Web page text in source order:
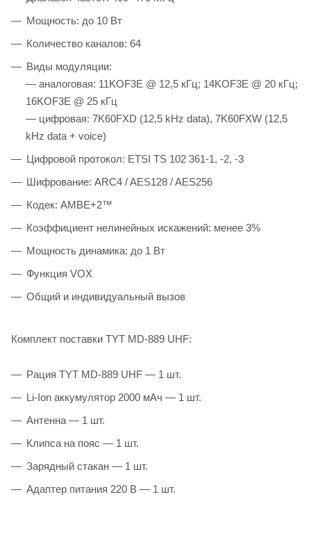
Мощность: до 10 Вт
Количество каналов: 64
Виды модуляции:
— аналоговая: 11KOF3E @ 12,5 кГц; 14KOF3E @ 20 кГц;
16KOF3E @ 25 кГц
— цифровая: 7K60FXD (12,5 kHz data), 7K60FXW (12,5
kHz data + voice)
Цифровой протокол: ETSI TS 102 361-1, -2, -3
Шифрование: ARC4 / AES128 / AES256
Кодек: AMBE+2™
Коэффициент нелинейных искажений: менее 3%
Мощность динамика: до 1 Вт
Функция VOX
Общий и индивидуальный вызов
Комплект поставки TYT MD-889 UHF:
Рация TYT MD-889 UHF — 1 шт.
Li-Ion аккумулятор 2000 мАч — 1 шт.
Антенна — 1 шт.
Клипса на пояс — 1 шт.
Зарядный стакан — 1 шт.
Адаптер питания 220 В — 1 шт.